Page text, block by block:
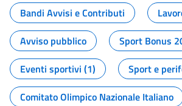
Bandi Avvisi e Contributi
Avviso pubblico
Sport Bonus
Eventi sportivi (1)
Sport e
Comitato Olimpico Nazionale Italiano